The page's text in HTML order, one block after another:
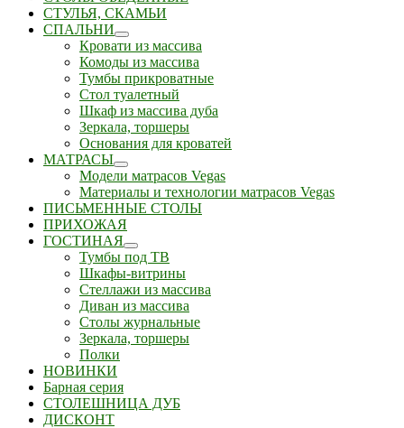
СТУЛЬЯ, СКАМЬИ
СПАЛЬНИ
Кровати из массива
Комоды из массива
Тумбы прикроватные
Стол туалетный
Шкаф из массива дуба
Зеркала, торшеры
Основания для кроватей
МАТРАСЫ
Модели матрасов Vegas
Материалы и технологии матрасов Vegas
ПИСЬМЕННЫЕ СТОЛЫ
ПРИХОЖАЯ
ГОСТИНАЯ
Тумбы под ТВ
Шкафы-витрины
Стеллажи из массива
Диван из массива
Столы журнальные
Зеркала, торшеры
Полки
НОВИНКИ
Барная серия
СТОЛЕШНИЦА ДУБ
ДИСКОНТ